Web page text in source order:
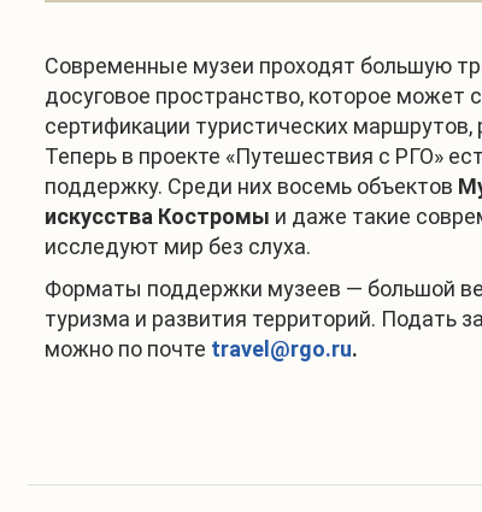
Современные музеи проходят большую
досуговое пространство, которое может
сертификации туристических
Теперь в проекте «Путешествия с РГО»
поддержку. Среди них восемь объектов
искусства Костромы и даже такие
исследуют мир без слуха.
Форматы поддержки музеев — большой
туризма и развития территорий. Подать
можно по почте travel@rgo.ru.